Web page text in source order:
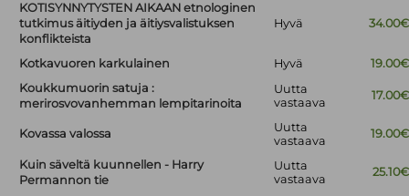
KOTISYNNYTYSTEN AIKAAN etnologinen
tutkimus äitiyden ja äitiysvalistuksen
konflikteista
Hyvä 34.00€
Kotkavuoren karkulainen Hyvä
19.00€
Koukkumuorin satuja :
merirosvovanhemman lempitarinoita
Uutta
vastaava
17.00€
Kovassa valossa
Uutta
vastaava
19.00€
Kuin säveltä kuunnellen - Harry
Permannon tie
Uutta
vastaava
25.10€